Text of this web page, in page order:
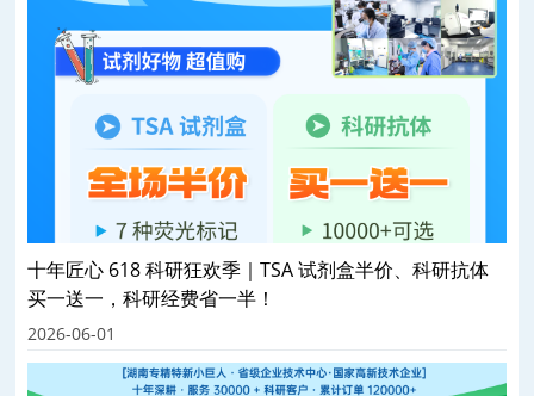
十年匠心 618 科研狂欢季｜TSA 试剂盒半价、科研抗体
买一送一，科研经费省一半！
2026-06-01